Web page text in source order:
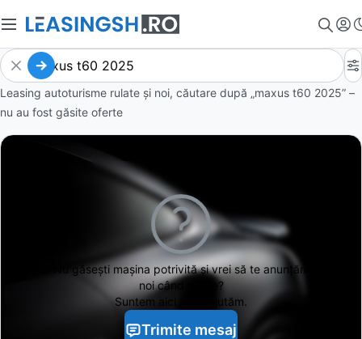
Leasing autoturisme rulate și noi, căutare după „maxus t60 2025” –
nu au fost găsite oferte
Nu găseștimașina potrivită și vrei să te anunțăm
noi când apare?
Suntem aici să te ajutăm.
Trimite mesaj